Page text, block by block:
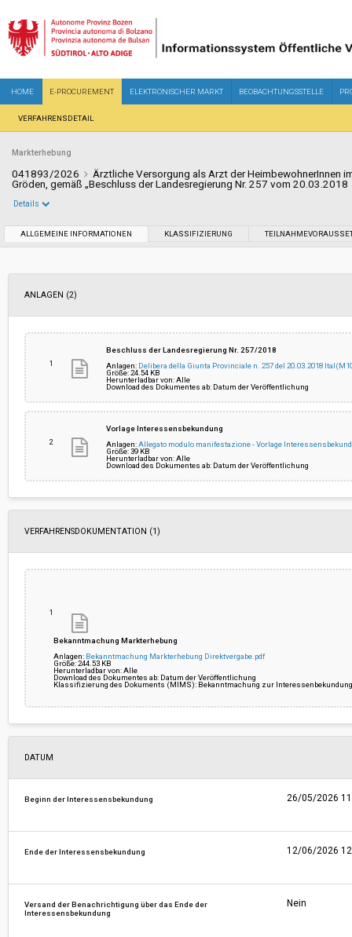
HOME E-PROCUREMENT ELEKTRONISCHER MARKT BEOBACHTUNGSSTELLE
VERFAHRENSDETAIL
Markterhebung
041893/2026
Ärztliche Versorgung als Arzt der HeimbewohnerInnen
Gröden, gemäß „Beschluss der Landesregierung Nr. 257 vom 20.03.2018
Abwicklung:
Betrag der Ausschreibung, der dem
Abschlag unterworfen ist:
Sicherheitskosten, die nicht dem
Abschlag unterworfen sind:
-
Link zum Transparenzfaszikel: Klicken Sie hier
Details
ALLGEMEINE INFORMATIONEN KLASSIFIZIERUNG
ANLAGEN (2)
1
Beschluss der Landesregierung Nr. 257/2018
Anlagen: Delibera della Giunta Provinciale n. 257 del 20.03.2018
Größe: 24.54 KB
Herunterladbar von: Alle
Download des Dokumentes ab: Datum der Veröffentlichung
2
Vorlage Interessensbekundung
Anlagen:Allegato modulo manifestazione - Vorlage
Größe: 39 KB
Herunterladbar von: Alle
Download des Dokumentes ab: Datum der Veröffentlichung
VERFAHRENSDOKUMENTATION (1)
1
Bekanntmachung Markterhebung
Anlagen: Bekanntmachung Markterhebung Direktvergabe.pdf
Größe: 244.53 KB
Herunterladbar von: Alle
Download des Dokumentes ab: Datum der Veröffentlichung
Klassifizierung des Dokuments (MIMS): Bekanntmachung zur
DATUM
Beginn der Interessensbekundung 26/05/2026
Ende der Interessensbekundung 12/06/2026
Versand der Benachrichtigung über das Ende der
Interessensbekundung
Nein